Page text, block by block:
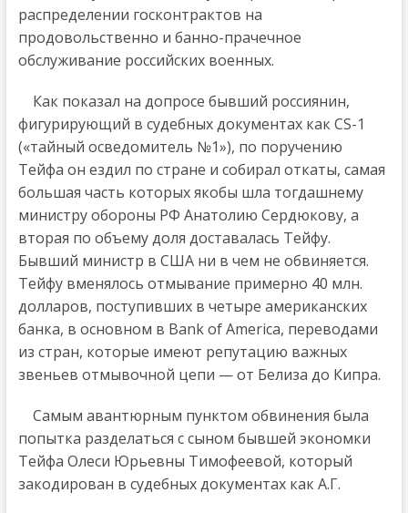
распределении госконтрактов на
продовольственно и банно-прачечное
обслуживание российских военных.
Как показал на допросе бывший россиянин,
фигурирующий в судебных документах как CS-1
(«тайный осведомитель №1»), по поручению
Тейфа он ездил по стране и собирал откаты, самая
большая часть которых якобы шла тогдашнему
министру обороны РФ Анатолию Сердюкову, а
вторая по объему доля доставалась Тейфу.
Бывший министр в США ни в чем не обвиняется.
Тейфу вменялось отмывание примерно 40 млн.
долларов, поступивших в четыре американских
банка, в основном в Bank of America, переводами
из стран, которые имеют репутацию важных
звеньев отмывочной цепи — от Белиза до Кипра.
Самым авантюрным пунктом обвинения была
попытка разделаться с сыном бывшей экономки
Тейфа Олеси Юрьевны Тимофеевой, который
закодирован в судебных документах как А.Г.